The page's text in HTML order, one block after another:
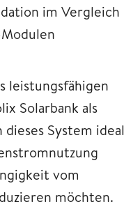
im Vergleich
leistungsfähigen
Solarbank als
System ideal
vom
möchten.